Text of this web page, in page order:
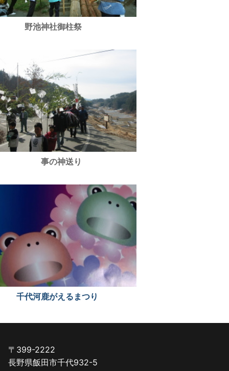
野池神社御柱祭
事の神送り
千代河鹿がえるまつり
〒399-2222
長野県飯田市千代932-5